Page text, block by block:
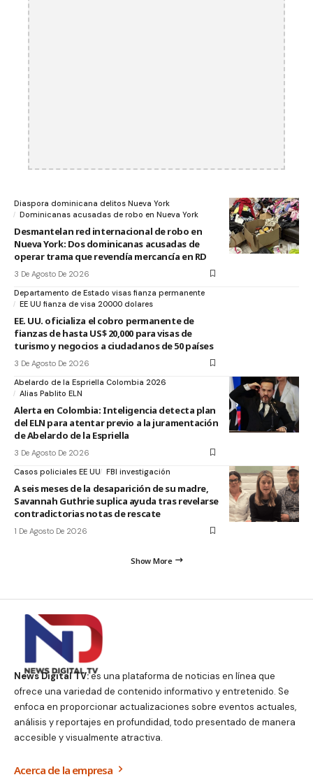
Diaspora dominicana delitos Nueva York
Dominicanas acusadas de robo en Nueva York
Desmantelan red internacional de robo en
Nueva York: Dos dominicanas acusadas de
operar trama que revendía mercancía en RD
3 De Agosto De 2026
Departamento de Estado visas fianza permanente
EE UU fianza de visa 20000 dolares
EE. UU. oficializa el cobro permanente de
fianzas de hasta US$ 20,000 para visas de
turismo y negocios a ciudadanos de 50 países
3 De Agosto De 2026
Abelardo de la Espriella Colombia 2026
Alias Pablito ELN
Alerta en Colombia: Inteligencia detecta plan
del ELN para atentar previo a la juramentación
de Abelardo de la Espriella
3 De Agosto De 2026
Casos policiales EE UU FBI investigación
A seis meses de la desaparición de su madre,
Savannah Guthrie suplica ayuda tras revelarse
contradictorias notas de rescate
1 De Agosto De 2026
Show More
News Digital TV:es una plataforma de noticias en línea que
ofrece una variedad de contenido informativo y entretenido. Se
enfoca en proporcionar actualizaciones sobre eventos actuales,
análisis y reportajes en profundidad, todo presentado de manera
accesible y visualmente atractiva.
Acerca de la empresa